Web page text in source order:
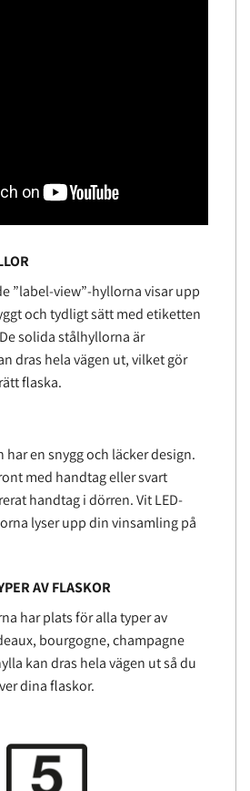
”label-view”-hyllorna visar upp
och tydligt sätt med etiketten
solida stålhyllorna är
dras hela vägen ut, vilket gör
flaska.
en snygg och läcker design.
med handtag eller svart
handtag i dörren. Vit LED-
lyser upp din vinsamling på
AV FLASKOR
har plats för alla typer av
bourgogne, champagne
kan dras hela vägen ut så du
dina flaskor.